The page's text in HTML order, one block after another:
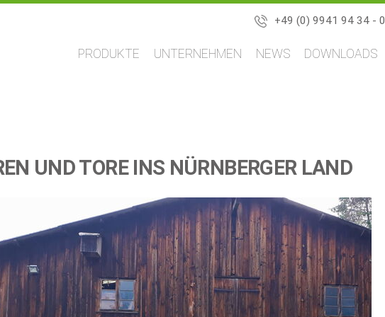
+49 (0) 9941 94 34 - 0
Navigation
überspringen
PRODUKTE UNTERNEHMEN NEWS DOWNLOADS
UND TORE INS NÜRNBERGER LAND